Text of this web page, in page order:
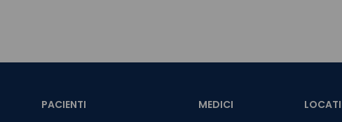
PACIENTI MEDICI